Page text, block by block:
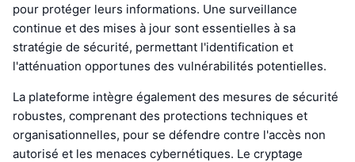
pour protéger leurs informations. Une surveillance
continue et des mises à jour sont essentielles à sa
stratégie de sécurité, permettant l'identification et
l'atténuation opportunes des vulnérabilités potentielles.
La plateforme intègre également des mesures de sécurité
robustes, comprenant des protections techniques et
organisationnelles, pour se défendre contre l'accès non
autorisé et les menaces cybernétiques. Le cryptage